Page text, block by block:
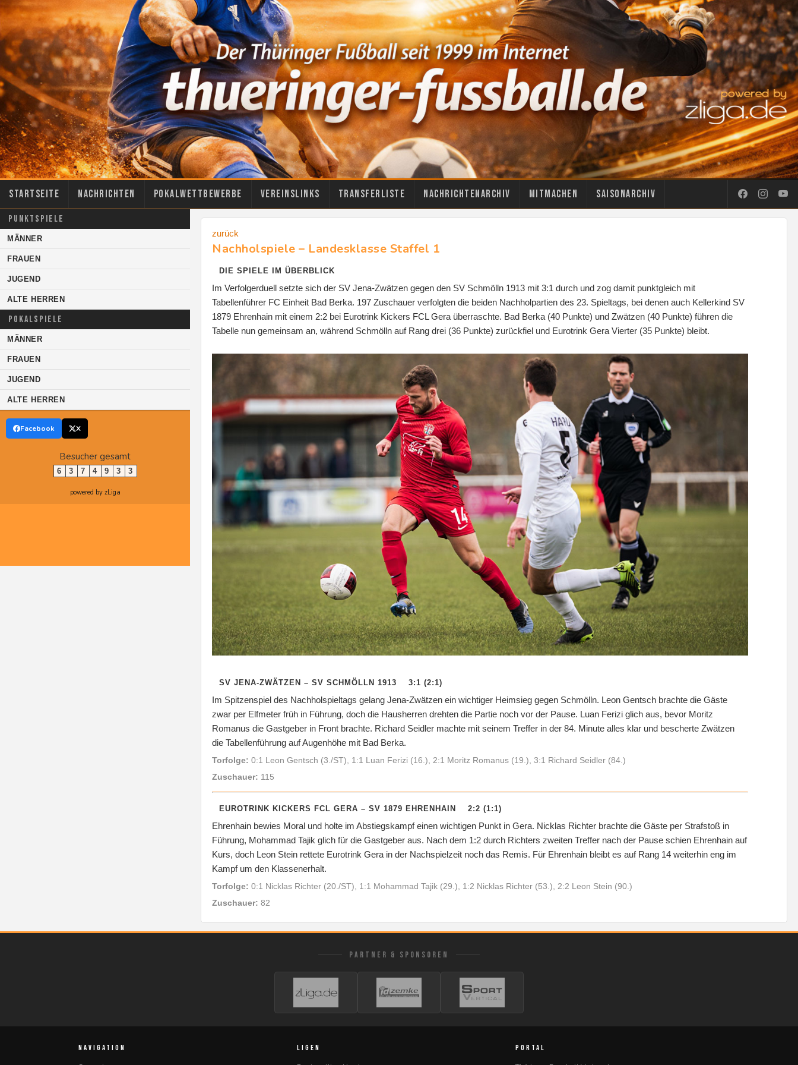
Startseite Nachrichten Pokalwettbewerbe Vereinslinks Transferliste Nachrichtenarchiv Mitmachen Saisonarchiv
PUNKTSPIELE
MÄNNER
FRAUEN
JUGEND
ALTE HERREN
POKALSPIELE
MÄNNER
FRAUEN
JUGEND
ALTE HERREN
Facebook X
Besucher gesamt
6 3 7 4 9 3 3
powered by zLiga
zurück
Nachholspiele – Landesklasse Staffel 1
DIE SPIELE IM ÜBERBLICK
Im Verfolgerduell setzte sich der SV Jena-Zwätzen gegen den SV Schmölln 1913 mit 3:1 durch und zog damit punktgleich mit
Tabellenführer FC Einheit Bad Berka. 197 Zuschauer verfolgten die beiden Nachholpartien des 23. Spieltags, bei denen auch Kellerkind SV
1879 Ehrenhain mit einem 2:2 bei Eurotrink Kickers FCL Gera überraschte. Bad Berka (40 Punkte) und Zwätzen (40 Punkte) führen die
Tabelle nun gemeinsam an, während Schmölln auf Rang drei (36 Punkte) zurückfiel und Eurotrink Gera Vierter (35 Punkte) bleibt.
SV JENA-ZWÄTZEN – SV SCHMÖLLN 1913 3:1 (2:1)
Im Spitzenspiel des Nachholspieltags gelang Jena-Zwätzen ein wichtiger Heimsieg gegen Schmölln. Leon Gentsch brachte die Gäste
zwar per Elfmeter früh in Führung, doch die Hausherren drehten die Partie noch vor der Pause. Luan Ferizi glich aus, bevor Moritz
Romanus die Gastgeber in Front brachte. Richard Seidler machte mit seinem Treffer in der 84. Minute alles klar und bescherte Zwätzen
die Tabellenführung auf Augenhöhe mit Bad Berka.
Torfolge: 0:1 Leon Gentsch (3./ST), 1:1 Luan Ferizi (16.), 2:1 Moritz Romanus (19.), 3:1 Richard Seidler (84.)
Zuschauer: 115
EUROTRINK KICKERS FCL GERA – SV 1879 EHRENHAIN 2:2 (1:1)
Ehrenhain bewies Moral und holte im Abstiegskampf einen wichtigen Punkt in Gera. Nicklas Richter brachte die Gäste per Strafstoß in
Führung, Mohammad Tajik glich für die Gastgeber aus. Nach dem 1:2 durch Richters zweiten Treffer nach der Pause schien Ehrenhain auf
Kurs, doch Leon Stein rettete Eurotrink Gera in der Nachspielzeit noch das Remis. Für Ehrenhain bleibt es auf Rang 14 weiterhin eng im
Kampf um den Klassenerhalt.
Torfolge: 0:1 Nicklas Richter (20./ST), 1:1 Mohammad Tajik (29.), 1:2 Nicklas Richter (53.), 2:2 Leon Stein (90.)
Zuschauer: 82
PARTNER & SPONSOREN
NAVIGATION LIGEN PORTAL